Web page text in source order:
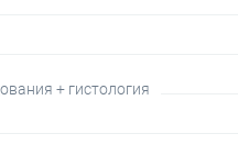
+ гистология